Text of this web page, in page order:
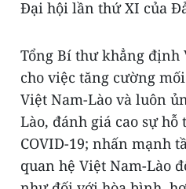
Đại hội lần thứ XI của
Tổng Bí thư khẳng định
cho việc tăng cường
Việt Nam-Lào và luôn
Lào, đánh giá cao sự
COVID-19; nhấn mạnh
quan hệ Việt Nam-Lào